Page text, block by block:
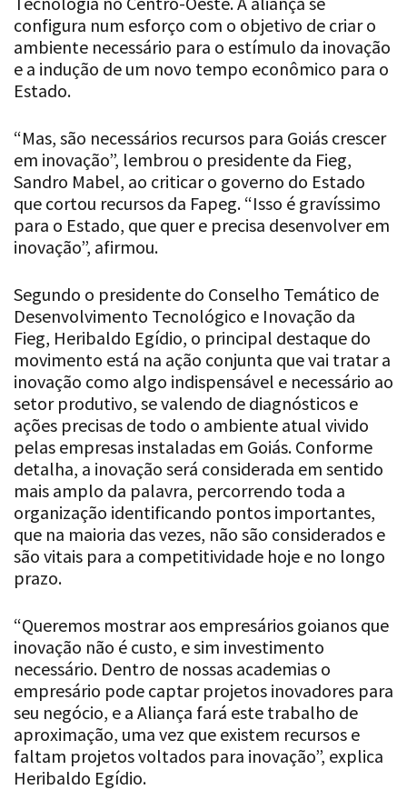
configura num esforço com o objetivo de criar o
ambiente necessário para o estímulo da inovação
e a indução de um novo tempo econômico para o
Estado.
“Mas, são necessários recursos para Goiás crescer
em inovação”, lembrou o presidente da Fieg,
Sandro Mabel, ao criticar o governo do Estado
que cortou recursos da Fapeg. “Isso é gravíssimo
para o Estado, que quer e precisa desenvolver em
inovação”, afirmou.
Segundo o presidente do Conselho Temático de
Desenvolvimento Tecnológico e Inovação da
Fieg, Heribaldo Egídio, o principal destaque do
movimento está na ação conjunta que vai tratar a
inovação como algo indispensável e necessário ao
setor produtivo, se valendo de diagnósticos e
ações precisas de todo o ambiente atual vivido
pelas empresas instaladas em Goiás. Conforme
detalha, a inovação será considerada em sentido
mais amplo da palavra, percorrendo toda a
organização identificando pontos importantes,
que na maioria das vezes, não são considerados e
são vitais para a competitividade hoje e no longo
prazo.
“Queremos mostrar aos empresários goianos que
inovação não é custo, e sim investimento
necessário. Dentro de nossas academias o
empresário pode captar projetos inovadores para
seu negócio, e a Aliança fará este trabalho de
aproximação, uma vez que existem recursos e
faltam projetos voltados para inovação”, explica
Heribaldo Egídio.